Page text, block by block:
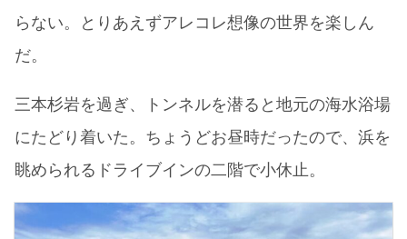
らない。とりあえずアレコレ想像の世界を楽しん
だ。
三本杉岩を過ぎ、トンネルを潜ると地元の海水浴場
にたどり着いた。ちょうどお昼時だったので、浜を
眺められるドライブインの二階で小休止。